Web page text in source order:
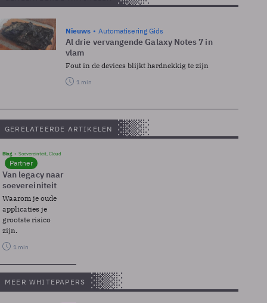
Nieuws Automatisering Gids
Al drie vervangende Galaxy Notes 7 in
vlam
Fout in de devices blijkt hardnekkig te zijn
1 min
GERELATEERDE ARTIKELEN
Blog Soevereinteit, Cloud
Partner
Van legacy naar
soevereiniteit
Waarom je oude
applicaties je
grootste risico
zijn.
1 min
MEER WHITEPAPERS